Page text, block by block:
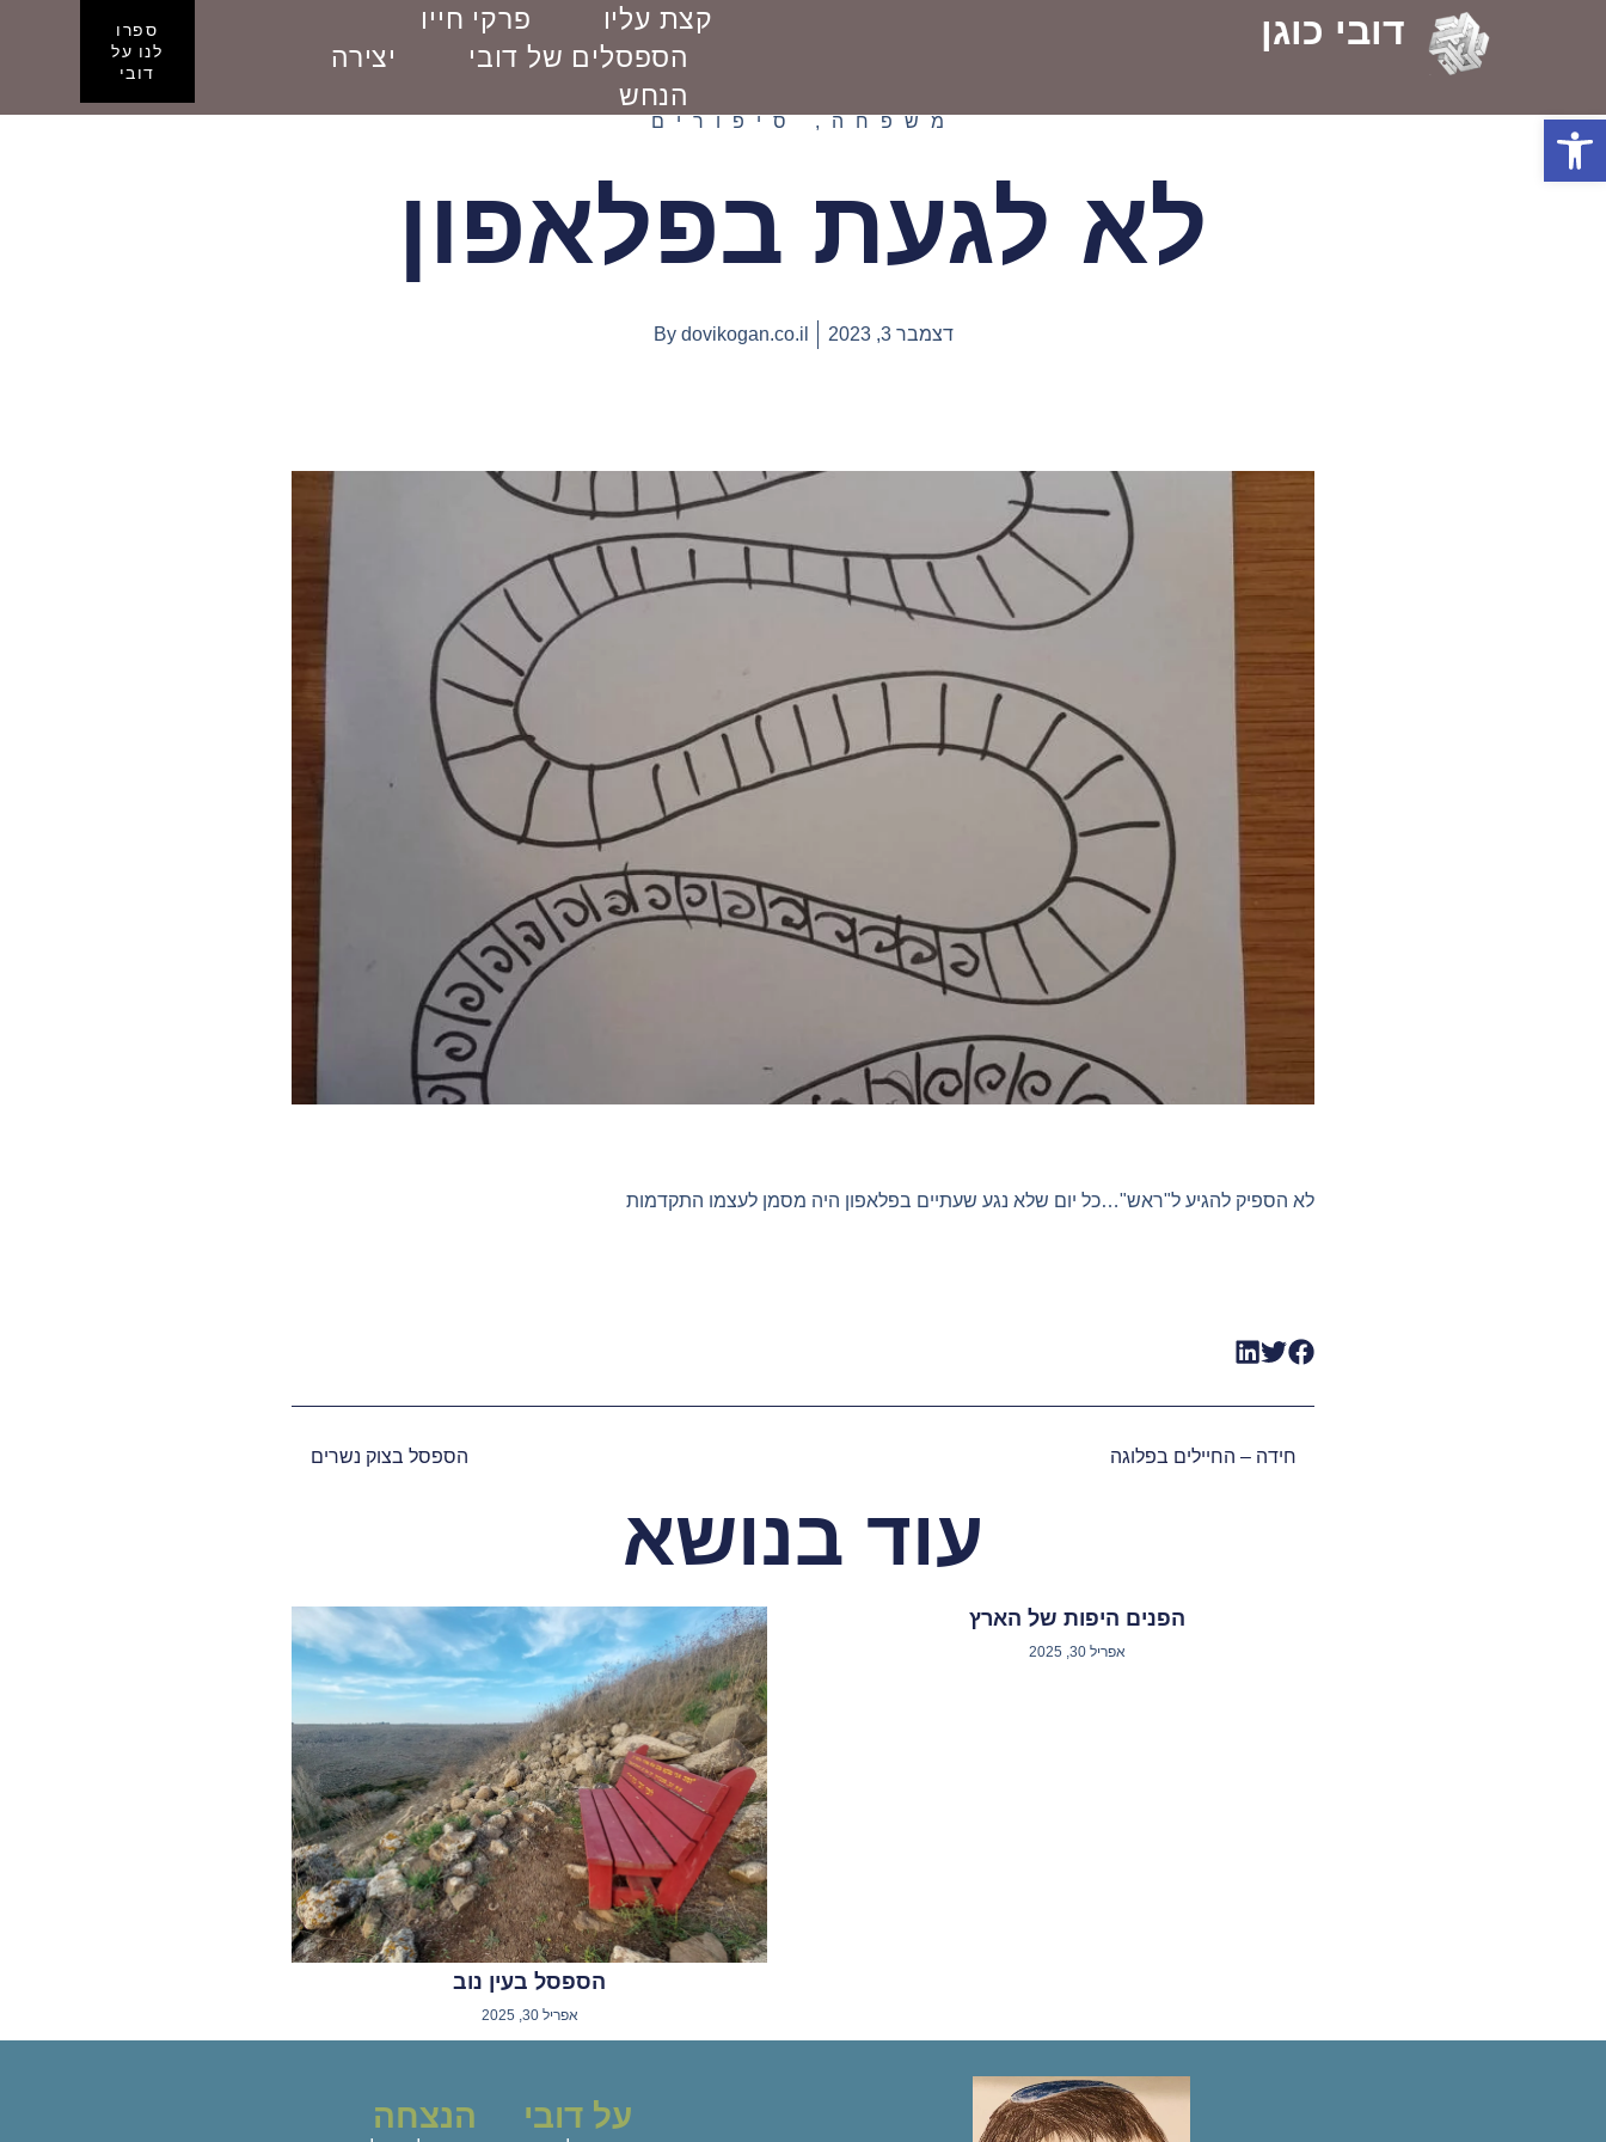
דובי כוגן קצת עליו
פרקי חייו
הספסלים של דובי
יצירה
הנחש
ספרו
לנו על
דובי
משפחה,סיפורים
לא לגעת בפלאפון
דצמבר 3, 2023 Bydovikogan.co.il
לא הספיק להגיע ל"ראש"…כל יום שלא נגע שעתיים בפלאפון היה מסמן לעצמו התקדמות
חידה – החיילים בפלוגה הספסל בצוק נשרים
עוד בנושא
הפנים היפות של הארץ
אפריל 30, 2025
הספסל בעין נוב
אפריל 30, 2025
על דובי הנצחה
פתח סרגל נגישות